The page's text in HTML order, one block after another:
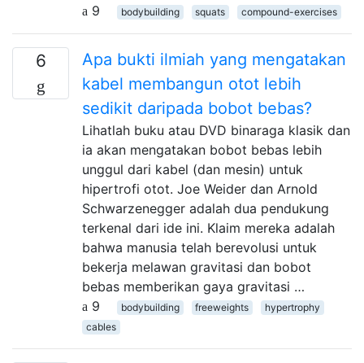
9
bodybuilding squats compound-exercises
6
Apa bukti ilmiah yang mengatakan
kabel membangun otot lebih
sedikit daripada bobot bebas?
Lihatlah buku atau DVD binaraga klasik dan
ia akan mengatakan bobot bebas lebih
unggul dari kabel (dan mesin) untuk
hipertrofi otot. Joe Weider dan Arnold
Schwarzenegger adalah dua pendukung
terkenal dari ide ini. Klaim mereka adalah
bahwa manusia telah berevolusi untuk
bekerja melawan gravitasi dan bobot
bebas memberikan gaya gravitasi …
9
bodybuilding freeweights
hypertrophy
cables